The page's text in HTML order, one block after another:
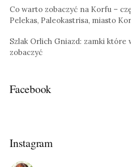
Co warto zobaczyć na Korfu –
Pelekas, Paleokastrisa, miasto
Szlak Orlich Gniazd: zamki które
zobaczyć
Facebook
Instagram